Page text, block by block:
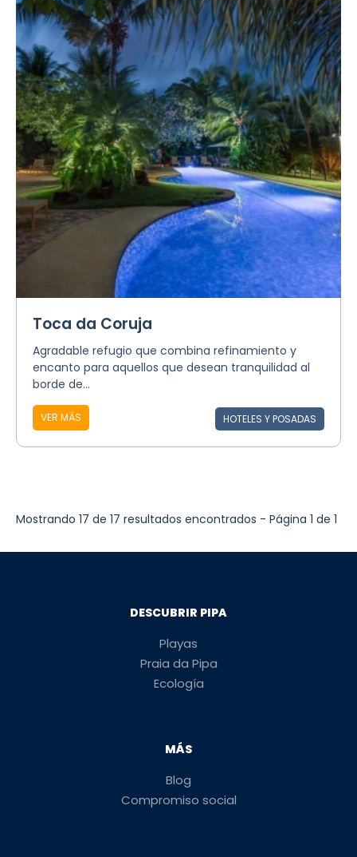
Toca da Coruja
Agradable refugio que combina refinamiento y
encanto para aquellos que desean tranquilidad al
borde de...
VER MÁS HOTELES Y POSADAS
Mostrando 17 de 17 resultados encontrados - Página 1 de 1
DESCUBRIR PIPA
Playas
Praia da Pipa
Ecología
MÁS
Blog
Compromiso social